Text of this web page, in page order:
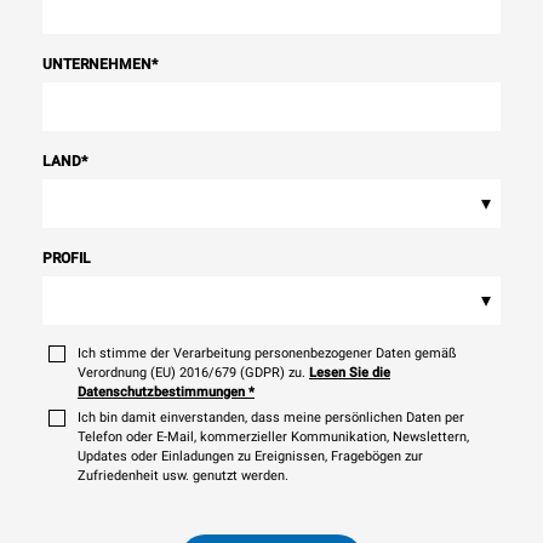
UNTERNEHMEN*
LAND*
▾
PROFIL
▾
Ich stimme der Verarbeitung personenbezogener Daten gemäß
Verordnung (EU) 2016/679 (GDPR) zu. Lesen Sie die
Datenschutzbestimmungen *
Ich bin damit einverstanden, dass meine persönlichen Daten per
Telefon oder E-Mail, kommerzieller Kommunikation, Newslettern,
Updates oder Einladungen zu Ereignissen, Fragebögen zur
Zufriedenheit usw. genutzt werden.